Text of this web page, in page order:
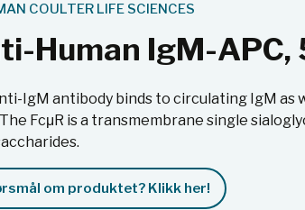
COULTER LIFE SCIENCES
Human IgM-APC,
IgM antibody binds to circulating IgM as
The FcμR is a transmembrane single
om produktet? Klikk her!